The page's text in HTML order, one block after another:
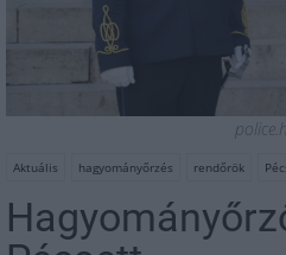
Aktuális hagyományőrzés rendőrök